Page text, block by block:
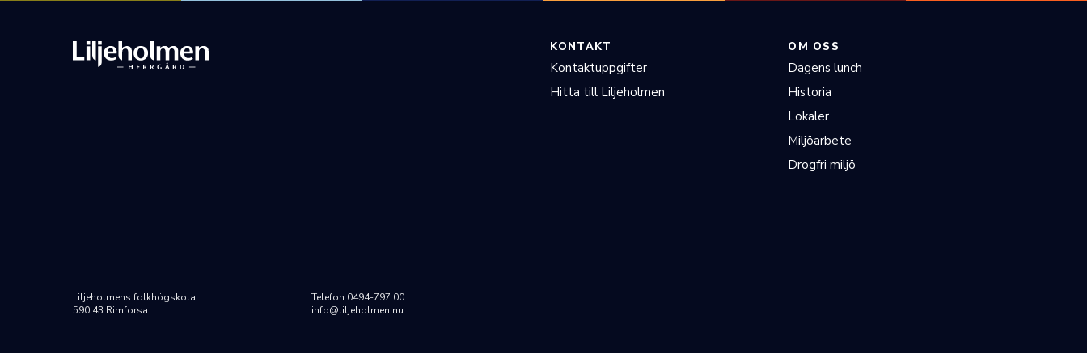
OM OSS
Dagens lunch
Historia
Lokaler
Miljöarbete
Drogfri miljö
KONTAKT
Kontaktuppgifter
Hitta till Liljeholmen
Liljeholmens folkhögskola
590 43 Rimforsa
Telefon 0494-797 00
info@liljeholmen.nu